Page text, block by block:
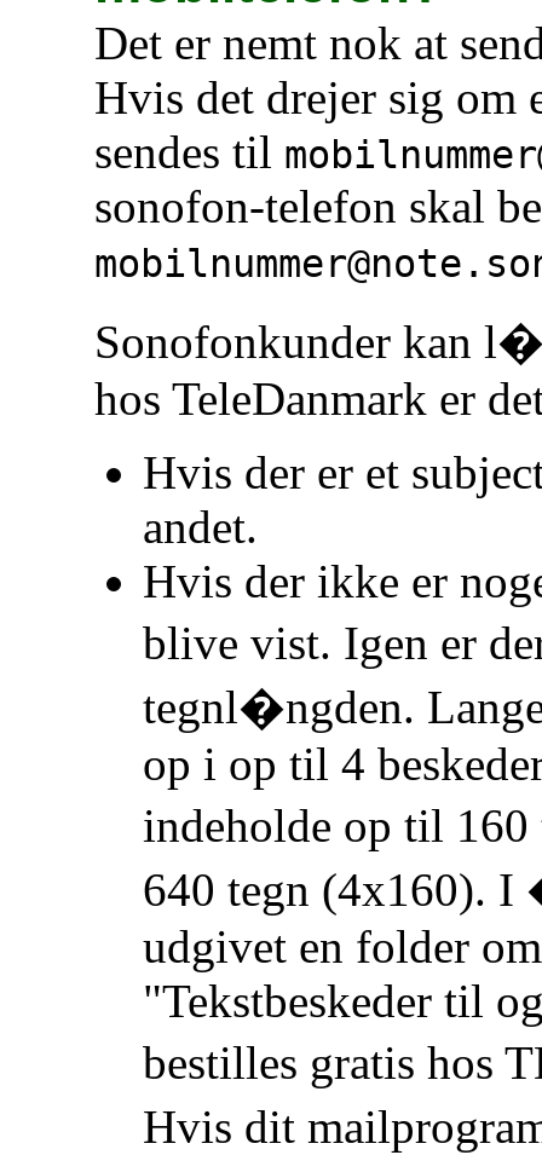
Det er nemt nok at
Hvis det drejer sig om
sendes til
sonofon-telefon skal
Sonofonkunder kan
hos TeleDanmark er
Hvis der er et
andet.
Hvis der ikke er
blive vist. Igen er
tegnl�ngden.
op i op til 4
indeholde op til
640 tegn (4x160). I
udgivet en folder
"Tekstbeskeder til
bestilles gratis hos
Hvis dit